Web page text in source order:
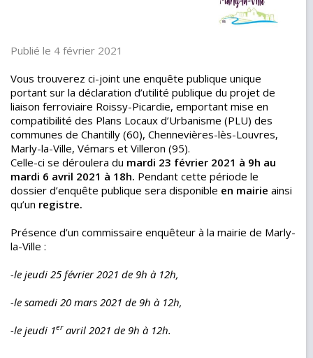
Publié le 4 février 2021
Vous trouverez ci-joint une enquête publique unique
portant sur la déclaration d’utilité publique du projet de
liaison ferroviaire Roissy-Picardie, emportant mise en
compatibilité des Plans Locaux d’Urbanisme (PLU) des
communes de Chantilly (60), Chennevières-lès-Louvres,
Marly-la-Ville, Vémars et Villeron (95).
Celle-ci se déroulera du mardi 23 février 2021 à 9h au
mardi 6 avril 2021 à 18h. Pendant cette période le
dossier d’enquête publique sera disponible en mairie ainsi
qu’un registre.
Présence d’un commissaire enquêteur à la mairie de Marly-
la-Ville :
-le jeudi 25 février 2021 de 9h à 12h,
-le samedi 20 mars 2021 de 9h à 12h,
-le jeudi 1eravril 2021 de 9h à 12h.